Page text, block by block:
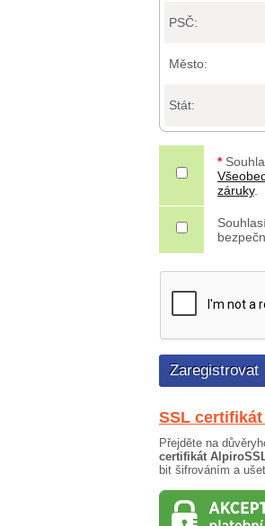
PSČ:
Město:
Stát:
*
záruky.
SSL certifikát
Přejděte na
certifikát
bit šifrováním a